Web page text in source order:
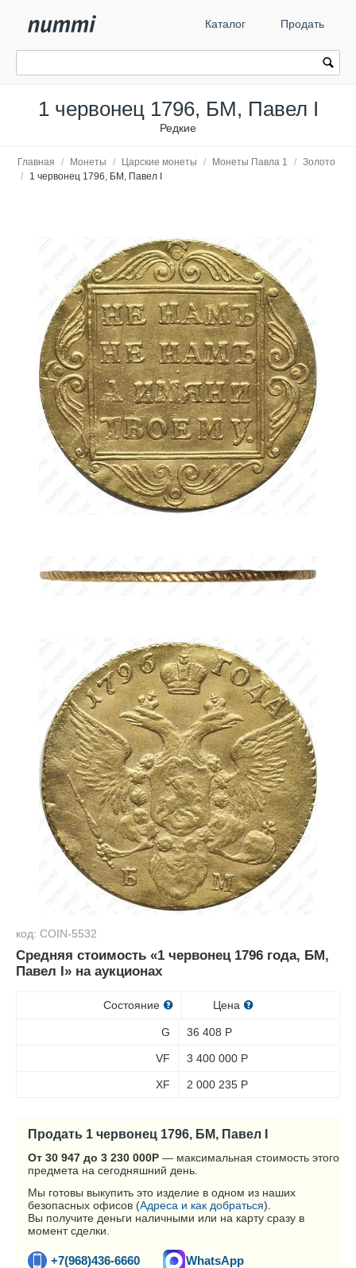
Каталог Продать
1 червонец 1796, БМ, Павел I
Редкие
Главная / Монеты / Царские монеты / Монеты Павла 1 / Золото
/
1 червонец 1796, БМ, Павел I
код: COIN-5532
Средняя стоимость «1 червонец 1796 года, БМ,
Павел I» на аукционах
Состояние Цена
G 36 408 Р
VF 3 400 000 Р
XF 2 000 235 Р
Продать 1 червонец 1796, БМ, Павел I
От 30 947 до 3 230 000Р — максимальная стоимость этого
предмета на сегодняшний день.
Мы готовы выкупить это изделие в одном из наших
безопасных офисов (Адреса и как добраться).
Вы получите деньги наличными или на карту сразу в
момент сделки.
+7(968)436-6660 WhatsApp